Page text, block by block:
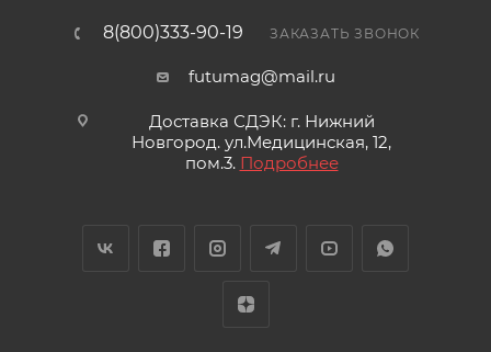
8(800)333-90-19 ЗАКАЗАТЬ ЗВОНОК
futumag@mail.ru
Доставка СДЭК: г. Нижний
Новгород. ул.Медицинская, 12,
пом.3. Подробнее